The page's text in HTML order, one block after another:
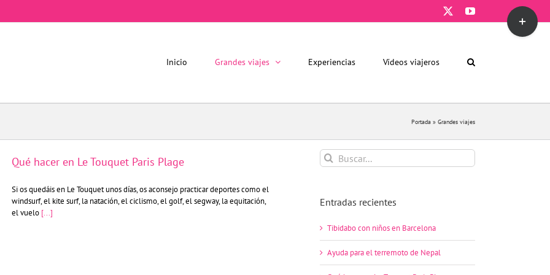
YouTube
Inicio Grandes viajes Experiencias Vídeos viajeros
Portada » Grandes viajes
Qué hacer en Le Touquet Paris Plage
Si os quedáis en Le Touquet unos días, os aconsejo practicar deportes como el
windsurf, el kite surf, la natación, el ciclismo, el golf, el segway, la equitación,
el vuelo [...]
Buscar:
Entradas recientes
Tibidabo con niños en Barcelona
Ayuda para el terremoto de Nepal
Toggle
Sliding
Bar